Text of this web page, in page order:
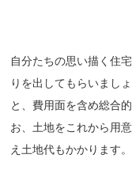
自分たちの思い描く住
りを出してもらいまし
と、費用面を含め総合
お、土地をこれから用
え土地代もかかります。